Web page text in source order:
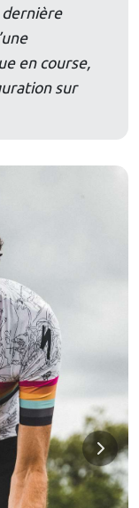
dernière
en course,
sur